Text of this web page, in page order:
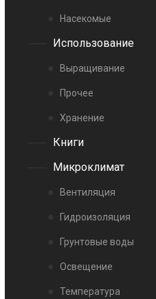
Насекомые
Использование
Выращивание
Прочее
Хранение
Книги
Микроклимат
Вентиляция
Гидроизоляция
Грунтовые воды
Освещение
Температура